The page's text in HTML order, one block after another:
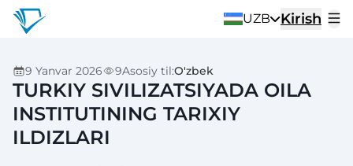
UZB Kirish
9 Yanvar 2026 9Asosiy til:O'zbek
TURKIY SIVILIZATSIYADA OILA
INSTITUTINING TARIXIY
ILDIZLARI